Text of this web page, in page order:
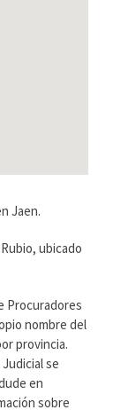
Jaen.
ubicado
Procuradores
nombre del
provincia.
se
en
sobre